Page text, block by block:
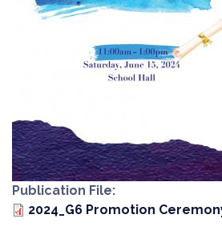
Publication File
2024_G6 Promotion